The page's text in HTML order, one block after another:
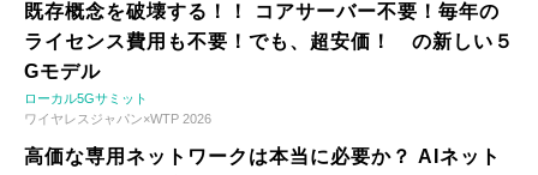
既存概念を破壊する！！ コアサーバー不要！毎年の
ライセンス費用も不要！でも、超安価！ の新しい５
Gモデル
ローカル5Gサミット
ワイヤレスジャパン×WTP 2026
高価な専用ネットワークは本当に必要か？ AIネット